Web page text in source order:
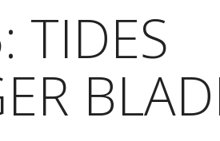
TIDES